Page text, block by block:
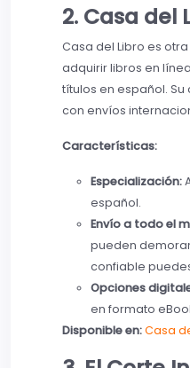
2. Casa del
Casa del Libro es
adquirir libros en
títulos en español.
con envíos
Características:
Especialización:
español.
Envío a todo el
pueden
confiable
Opciones
en formato
Disponible en:Casa